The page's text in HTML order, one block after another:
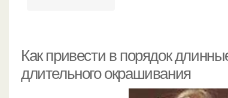
Как привести в порядок
длительного окрашивания